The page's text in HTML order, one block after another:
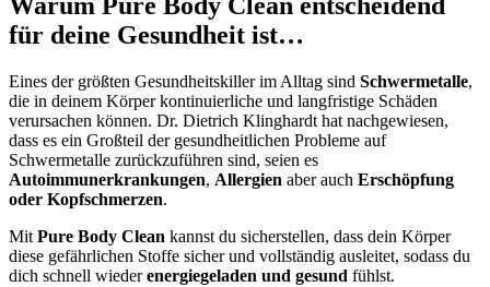
Warum Pure Body Clean entscheidend
für deine Gesundheit ist…
Eines der größten Gesundheitskiller im Alltag sind Schwermetalle,
die in deinem Körper kontinuierliche und langfristige Schäden
verursachen können. Dr. Dietrich Klinghardt hat nachgewiesen,
dass es ein Großteil der gesundheitlichen Probleme auf
Schwermetalle zurückzuführen sind, seien es
Autoimmunerkrankungen, Allergien aber auch Erschöpfung
oder Kopfschmerzen.
Mit Pure Body Clean kannst du sicherstellen, dass dein Körper
diese gefährlichen Stoffe sicher und vollständig ausleitet, sodass du
dich schnell wiederenergiegeladen und gesund fühlst.